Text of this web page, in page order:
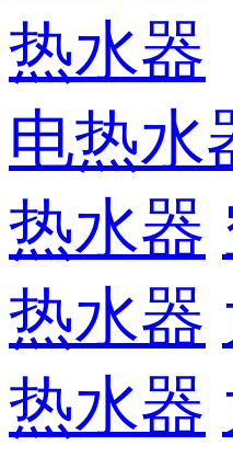
热水器
电热水
热水器
热水器
热水器